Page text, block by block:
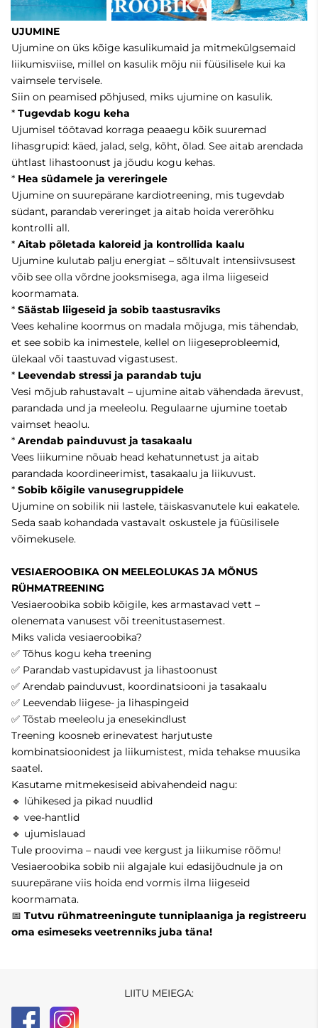
UJUMINE
Ujumine on üks kõige kasulikumaid ja mitmekülgsemaid
liikumisviise, millel on kasulik mõju nii füüsilisele kui ka
vaimsele tervisele.
Siin on peamised põhjused, miks ujumine on kasulik.
* Tugevdab kogu keha
Ujumisel töötavad korraga peaaegu kõik suuremad
lihasgrupid: käed, jalad, selg, kõht, õlad. See aitab arendada
ühtlast lihastoonust ja jõudu kogu kehas.
* Hea südamele ja vereringele
Ujumine on suurepärane kardiotreening, mis tugevdab
südant, parandab vereringet ja aitab hoida vererõhku
kontrolli all.
* Aitab põletada kaloreid ja kontrollida kaalu
Ujumine kulutab palju energiat – sõltuvalt intensiivsusest
võib see olla võrdne jooksmisega, aga ilma liigeseid
koormamata.
* Säästab liigeseid ja sobib taastusraviks
Vees kehaline koormus on madala mõjuga, mis tähendab,
et see sobib ka inimestele, kellel on liigeseprobleemid,
ülekaal või taastuvad vigastusest.
* Leevendab stressi ja parandab tuju
Vesi mõjub rahustavalt – ujumine aitab vähendada ärevust,
parandada und ja meeleolu. Regulaarne ujumine toetab
vaimset heaolu.
* Arendab painduvust ja tasakaalu
Vees liikumine nõuab head kehatunnetust ja aitab
parandada koordineerimist, tasakaalu ja liikuvust.
* Sobib kõigile vanusegruppidele
Ujumine on sobilik nii lastele, täiskasvanutele kui eakatele.
Seda saab kohandada vastavalt oskustele ja füüsilisele
võimekusele.
VESIAEROOBIKA ON MEELEOLUKAS JA MÕNUS
RÜHMATREENING
Vesiaeroobika sobib kõigile, kes armastavad vett –
olenemata vanusest või treenitustasemest.
Miks valida vesiaeroobika?
✅ Tõhus kogu keha treening
✅ Parandab vastupidavust ja lihastoonust
✅ Arendab painduvust, koordinatsiooni ja tasakaalu
✅ Leevendab liigese- ja lihaspingeid
✅ Tõstab meeleolu ja enesekindlust
Treening koosneb erinevatest harjutuste
kombinatsioonidest ja liikumistest, mida tehakse muusika
saatel.
Kasutame mitmekesiseid abivahendeid nagu:
🔹 lühikesed ja pikad nuudlid
🔹 vee-hantlid
🔹 ujumislauad
Tule proovima – naudi vee kergust ja liikumise rõõmu!
Vesiaeroobika sobib nii algajale kui edasijõudnule ja on
suurepärane viis hoida end vormis ilma liigeseid
koormamata.
📅 Tutvu rühmatreeningute tunniplaaniga ja registreeru
oma esimeseks veetrenniks juba täna!
LIITU MEIEGA: